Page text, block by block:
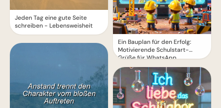
Jeden Tag eine gute Seite
schreiben - Lebensweisheit
Ein Bauplan für den Erfolg:
Motivierende Schulstart-
Grüße für WhatsApp